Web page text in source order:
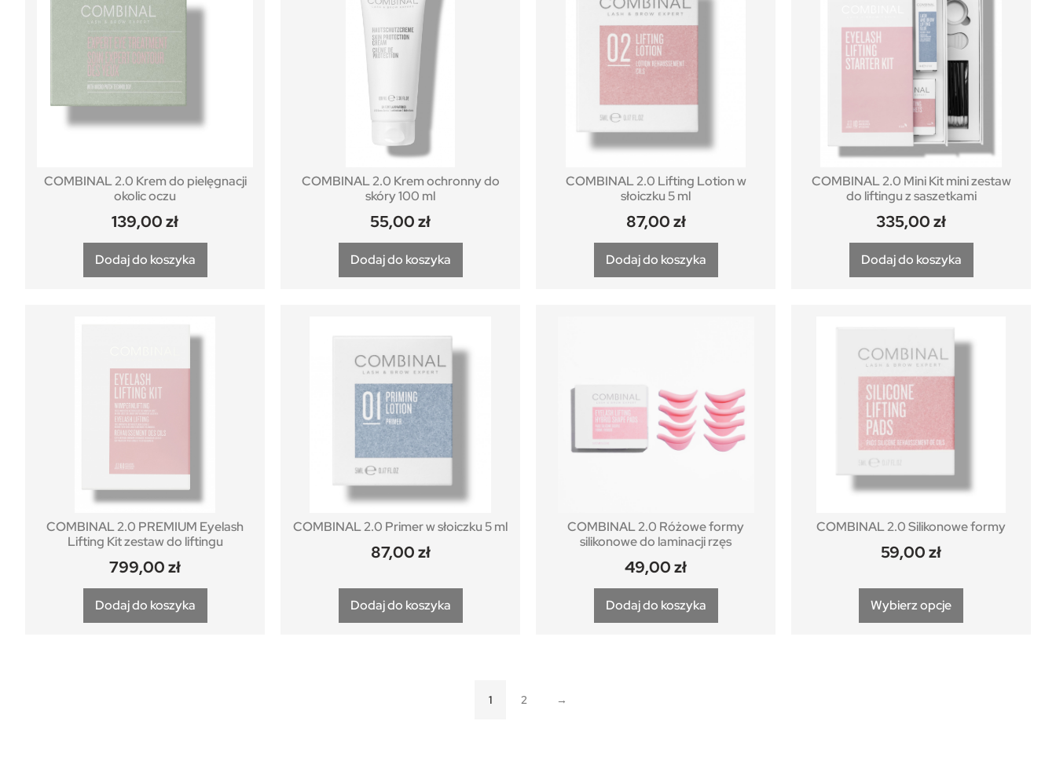
COMBINAL 2.0 Krem do pielęgnacji
okolic oczu
139,00zł
Dodaj do koszyka
COMBINAL 2.0 Krem ochronny do
skóry 100 ml
55,00zł
Dodaj do koszyka
COMBINAL 2.0 Lifting Lotion w
słoiczku 5 ml
87,00zł
Dodaj do koszyka
COMBINAL 2.0 Mini Kit mini zestaw
do liftingu z saszetkami
335,00zł
Dodaj do koszyka
COMBINAL 2.0 PREMIUM Eyelash
Lifting Kit zestaw do liftingu
799,00zł
Dodaj do koszyka
COMBINAL 2.0 Primer w słoiczku 5 ml
87,00zł
Dodaj do koszyka
COMBINAL 2.0 Różowe formy
silikonowe do laminacji rzęs
49,00zł
Dodaj do koszyka
COMBINAL 2.0 Silikonowe formy
59,00zł
Wybierz opcje
1 2 →